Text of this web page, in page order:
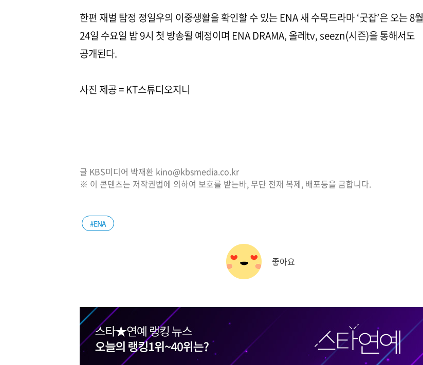
한편 재벌 탐정 정일우의 이중생활을 확인할 수 있는 ENA 새 수목드라마 ‘굿잡’은 오는 8월
24일 수요일 밤 9시 첫 방송될 예정이며 ENA DRAMA, 올레tv, seezn(시즌)을 통해서도
공개된다.
사진 제공 = KT스튜디오지니
글 KBS미디어 박재환 kino@kbsmedia.co.kr
※ 이 콘텐츠는 저작권법에 의하여 보호를 받는바, 무단 전재 복제, 배포등을 금합니다.
#ENA
좋아요